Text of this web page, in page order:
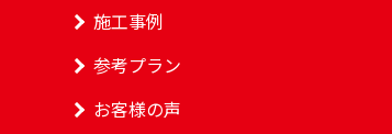
施工事例
参考プラン
お客様の声